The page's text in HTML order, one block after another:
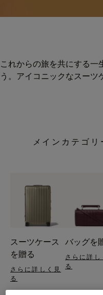
これからの旅を共にする一
う。アイコニックなスーツ
メインカテゴ
スーツケース
を贈る
さらに詳しく見
る
バッグを
さらに詳し
る